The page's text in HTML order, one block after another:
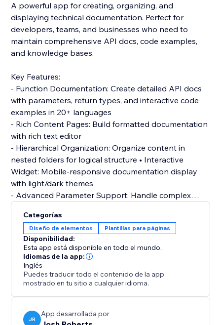
A powerful app for creating, organizing, and
displaying technical documentation. Perfect for
developers, teams, and businesses who need to
maintain comprehensive API docs, code examples,
and knowledge bases.
Key Features:
- Function Documentation: Create detailed API docs
with parameters, return types, and interactive code
examples in 20+ languages
- Rich Content Pages: Build formatted documentation
with rich text editor
- Hierarchical Organization: Organize content in
nested folders for logical structure • Interactive
Widget: Mobile-responsive documentation display
with light/dark themes
- Advanced Parameter Support: Handle complex
- Code Examples: Syntax-highlighted code blocks
with one-click copy functionality
- Visual Dashboard: Intuitive management interface
with JSON schema editor
- Search & Filter: Quick content discovery and bulk
operations
Perfect for: API documentation, developer resources
and technical guides.
Categorías
Diseño de elementos Plantillas para páginas
Disponibilidad:
Esta app está disponible en todo el mundo.
Idiomas de la app:
Inglés
Puedes traducir todo el contenido de la app
mostrado en tu sitio a cualquier idioma.
JR
App desarrollada por